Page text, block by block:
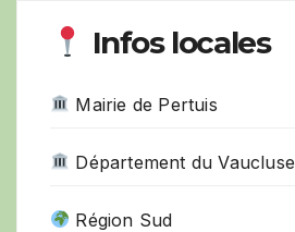
Infos locales
Mairie de Pertuis
Département du Vaucluse
Région Sud